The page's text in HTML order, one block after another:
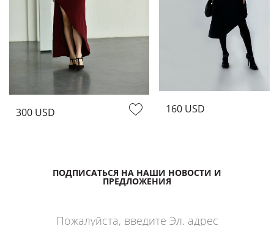
300 USD 160 USD
ПОДПИСАТЬСЯ НА НАШИ НОВОСТИ И
ПРЕДЛОЖЕНИЯ